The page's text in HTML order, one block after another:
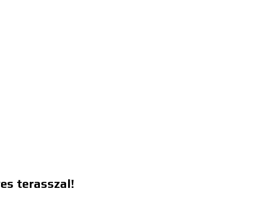
terasszal!